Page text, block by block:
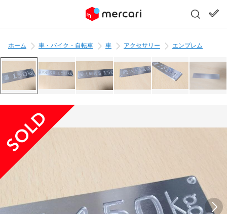
ホーム 車・バイク・自転車 車 アクセサリー エンブレム